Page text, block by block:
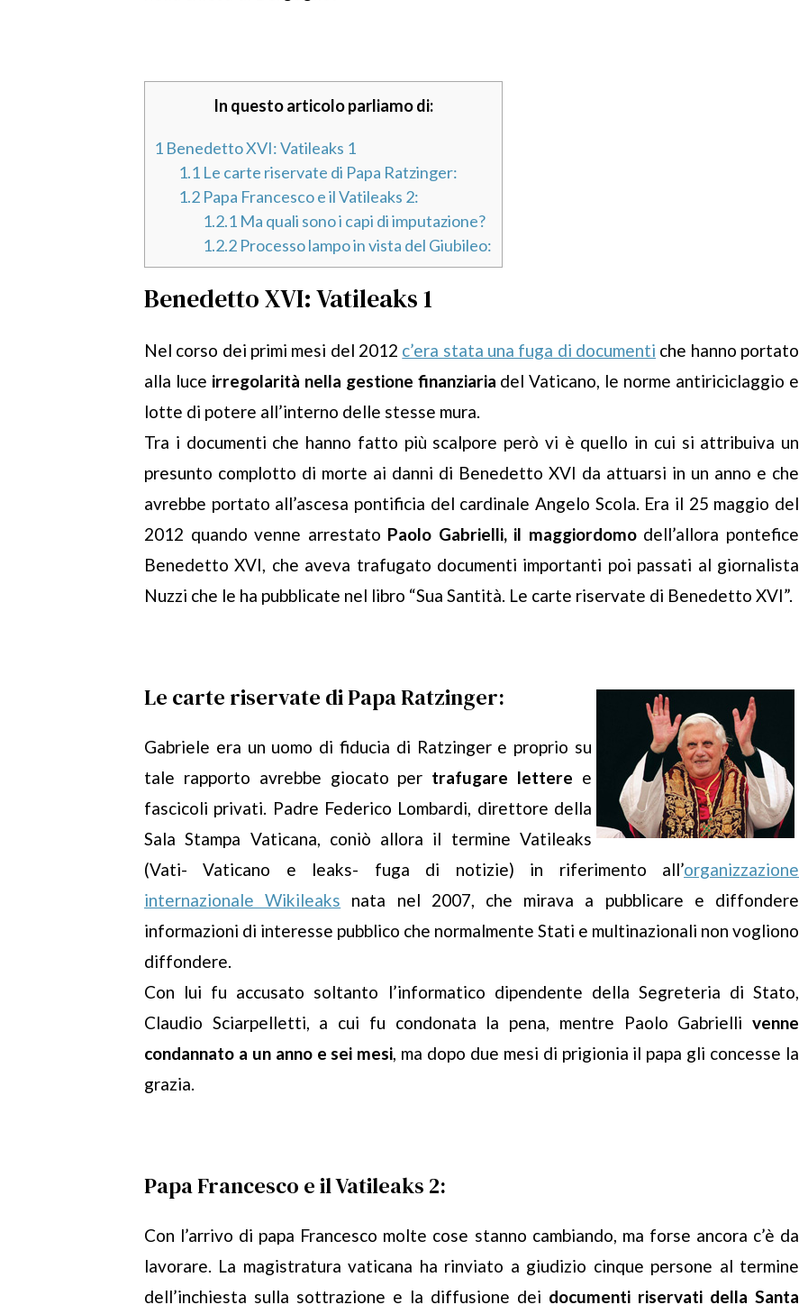
In questo articolo parliamo di:
1 Benedetto XVI: Vatileaks 1
1.1 Le carte riservate di Papa Ratzinger:
1.2 Papa Francesco e il Vatileaks 2:
1.2.1 Ma quali sono i capi di imputazione?
1.2.2 Processo lampo in vista del Giubileo:
Benedetto XVI: Vatileaks 1
Nel corso dei primi mesi del 2012 c’era stata una fuga di documenti che hanno portato
alla luce irregolarità nella gestione finanziaria del Vaticano, le norme antiriciclaggio e
lotte di potere all’interno delle stesse mura.
Tra i documenti che hanno fatto più scalpore però vi è quello in cui si attribuiva un
presunto complotto di morte ai danni di Benedetto XVI da attuarsi in un anno e che
avrebbe portato all’ascesa pontificia del cardinale Angelo Scola. Era il 25 maggio del
2012 quando venne arrestato Paolo Gabrielli, il maggiordomodell’allora pontefice
Benedetto XVI, che aveva trafugato documenti importanti poi passati al giornalista
Nuzzi che le ha pubblicate nel libro “Sua Santità. Le carte riservate di Benedetto XVI”.
Le carte riservate di Papa Ratzinger:
Gabriele era un uomo di fiducia di Ratzinger e proprio su
tale rapporto avrebbe giocato per trafugare lettere e
fascicoli privati. Padre Federico Lombardi, direttore della
Sala Stampa Vaticana, coniò allora il termine Vatileaks
(Vati- Vaticano e leaks- fuga di notizie) in riferimento all’organizzazione
internazionale Wikileaks nata nel 2007, che mirava a pubblicare e diffondere
informazioni di interesse pubblico che normalmente Stati e multinazionali non vogliono
diffondere.
Con lui fu accusato soltanto l’informatico dipendente della Segreteria di Stato,
Claudio Sciarpelletti, a cui fu condonata la pena, mentre Paolo Gabrielli venne
condannato a un anno e sei mesi, ma dopo due mesi di prigionia il papa gli concesse la
grazia.
Papa Francesco e il Vatileaks 2:
Con l’arrivo di papa Francesco molte cose stanno cambiando, ma forse ancora c’è da
lavorare. La magistratura vaticana ha rinviato a giudizio cinque persone al termine
dell’inchiesta sulla sottrazione e la diffusione dei documenti riservati della Santa